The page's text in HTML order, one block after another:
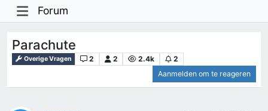
Forum
Parachute
Overige Vragen 2 2 2.4k
2
Aanmelden om te reageren